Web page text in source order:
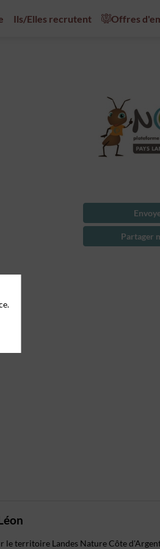
Ils/Elles recrutent Offres
Partager
le territoire Landes Nature Côte